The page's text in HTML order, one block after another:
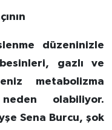
düzeninizle
gazlı ve
metabolizma
neden olabiliyor.
Sena Burcu, şok